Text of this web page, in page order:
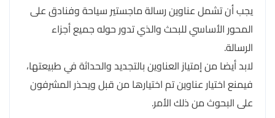
يجب أن تشمل عناوين رسالة ماجستير سياحة وفنادق على
المحور الأساسي للبحث والذي تدور حوله جميع أجزاء
الرسالة.
لابد أيضا من إمتياز العناوين بالتجديد والحداثة في طبيعتها،
فيمنع اختيار عناوين تم اختيارها من قبل ويحذر المشرفون
على البحوث من ذلك الأمر.